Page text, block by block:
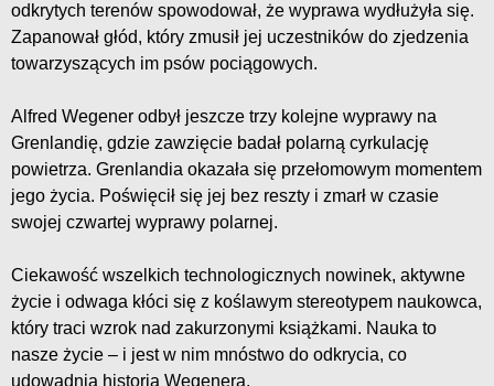
odkrytych terenów spowodował, że wyprawa wydłużyła się.
Zapanował głód, który zmusił jej uczestników do zjedzenia
towarzyszących im psów pociągowych.
Alfred Wegener odbył jeszcze trzy kolejne wyprawy na
Grenlandię, gdzie zawzięcie badał polarną cyrkulację
powietrza. Grenlandia okazała się przełomowym momentem
jego życia. Poświęcił się jej bez reszty i zmarł w czasie
swojej czwartej wyprawy polarnej.
Ciekawość wszelkich technologicznych nowinek, aktywne
życie i odwaga kłóci się z koślawym stereotypem naukowca,
który traci wzrok nad zakurzonymi książkami. Nauka to
nasze życie – i jest w nim mnóstwo do odkrycia, co
udowadnia historia Wegenera.